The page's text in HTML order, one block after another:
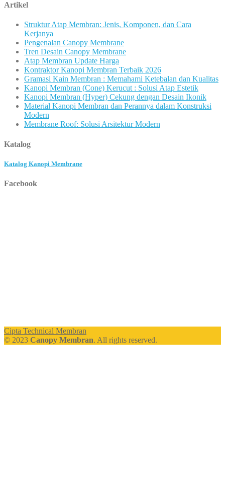
Artikel
Struktur Atap Membran: Jenis, Komponen, dan Cara
Kerjanya
Pengenalan Canopy Membrane
Tren Desain Canopy Membrane
Atap Membran Update Harga
Kontraktor Kanopi Membran Terbaik 2026
Gramasi Kain Membran : Memahami Ketebalan dan Kualitas
Kanopi Membran (Cone) Kerucut : Solusi Atap Estetik
Kanopi Membran (Hyper) Cekung dengan Desain Ikonik
Material Kanopi Membran dan Perannya dalam Konstruksi
Modern
Membrane Roof: Solusi Arsitektur Modern
Katalog
Katalog Kanopi Membrane
Facebook
Cipta Technical Membran
© 2023 Canopy Membran. All rights reserved.